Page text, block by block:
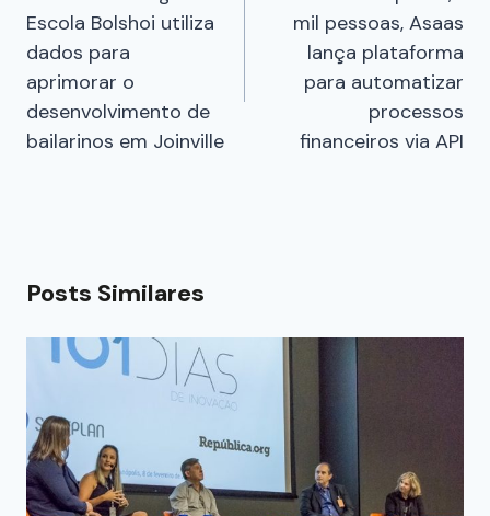
Escola Bolshoi utiliza
dados para
aprimorar o
desenvolvimento de
bailarinos em Joinville
mil pessoas, Asaas
lança plataforma
para automatizar
processos
financeiros via API
Posts Similares